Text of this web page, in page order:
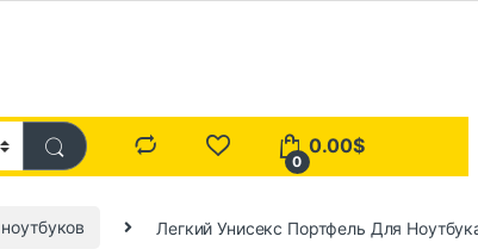
0
0.00$
Легкий Унисекс Портфель Для